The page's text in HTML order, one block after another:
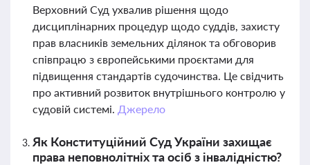
Верховний Суд ухвалив рішення щодо
дисциплінарних процедур щодо суддів, захисту
прав власників земельних ділянок та обговорив
співпрацю з європейськими проєктами для
підвищення стандартів судочинства. Це свідчить
про активний розвиток внутрішнього контролю у
судовій системі. Джерело
Як Конституційний Суд України захищає
права неповнолітніх та осіб з інвалідністю?